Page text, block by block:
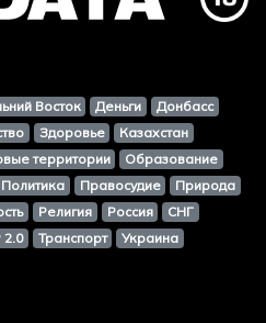
Восток Деньги
Донбасс
Здоровье
Казахстан
территории
Образование
Политика Правосудие
Природа
Религия Россия
СНГ
2.0 Транспорт
Украина